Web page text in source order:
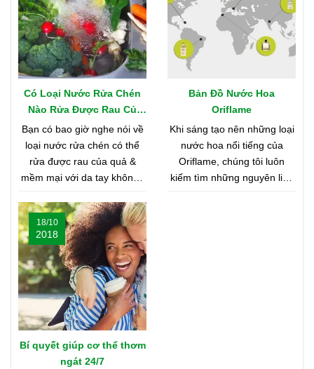
Có Loại Nước Rửa Chén
Nào Rửa Được Rau Củ
Quả & Mềm Mại Với Da
Tay?
Bạn có bao giờ nghe nói về
loại nước rửa chén có thể
rửa được rau của quả &
mềm mại với da tay không?
bạn hãy cùng shop tìm hiểu
nhé
Bản Đồ Nước Hoa
Oriflame
Khi sáng tạo nên những loại
nước hoa nổi tiếng của
Oriflame, chúng tôi luôn
kiếm tìm những nguyên liệu
Bí quyết giúp cơ thể thơm
ngát 24/7
18/10
2018